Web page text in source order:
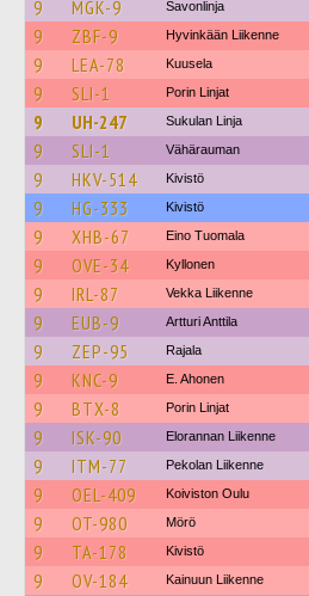
9 MGK-9 Savonlinja
9 ZBF-9 Hyvinkään Liikenne
9 LEA-78 Kuusela
9 SLI-1 Porin Linjat
9 UH-247 Sukulan Linja
9 SLI-1 Vähärauman
9 HKV-514 Kivistö
9 HG-333 Kivistö
9 XHB-67 Eino Tuomala
9 OVE-34 Kyllonen
9 IRL-87 Vekka Liikenne
9 EUB-9 Artturi Anttila
9 ZEP-95 Rajala
9 KNC-9 E. Ahonen
9 BTX-8 Porin Linjat
9 ISK-90 Elorannan Liikenne
9 ITM-77 Pekolan Liikenne
9 OEL-409 Koiviston Oulu
9 OT-980 Mörö
9 TA-178 Kivistö
9 OV-184 Kainuun Liikenne